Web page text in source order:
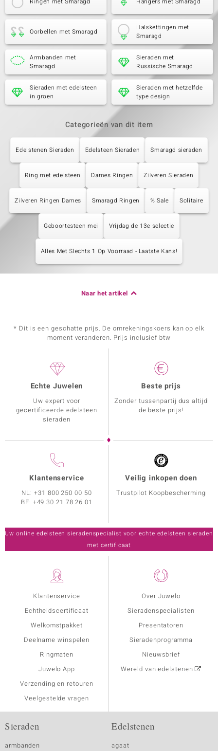
Oorbellen met Smaragd
Halskettingen met
Smaragd
Armbanden met
Smaragd
Sieraden met
Russische Smaragd
Sieraden met edelsteen
in groen
Sieraden met hetzelfde
type design
Categorieën van dit item
Edelstenen Sieraden Edelsteen Sieraden Smaragd sieraden
Ring met edelsteen Dames Ringen Zilveren Sieraden
Zilveren Ringen Dames Smaragd Ringen % Sale Solitaire
Geboortesteen mei Vrijdag de 13e selectie
Alles Met Slechts 1 Op Voorraad - Laatste Kans!
Naar het artikel
* Dit is een geschatte prijs. De omrekeningskoers kan op elk
moment veranderen. Prijs inclusief btw
Klantenservice
Echtheidscertificaat
Welkomstpakket
Deelname winspelen
Ringmaten
Juwelo App
Verzending en retouren
Veelgestelde vragen
Over Juwelo
Sieradenspecialisten
Presentatoren
Sieradenprogramma
Nieuwsbrief
Wereld van edelstenen
Echte Juwelen
Uw expert voor
gecertificeerde edelsteen
sieraden
Beste prijs
Zonder tussenpartij dus altijd
de beste prijs!
Klantenservice
NL:+31 800 250 00 50
BE: +49 30 21 78 26 01
Veilig inkopen doen
Trustpilot Koopbescherming
Uw online edelsteen sieradenspecialist voor echte edelsteen sieraden
met certificaat
Sieraden
armbanden
Edelstenen
agaat